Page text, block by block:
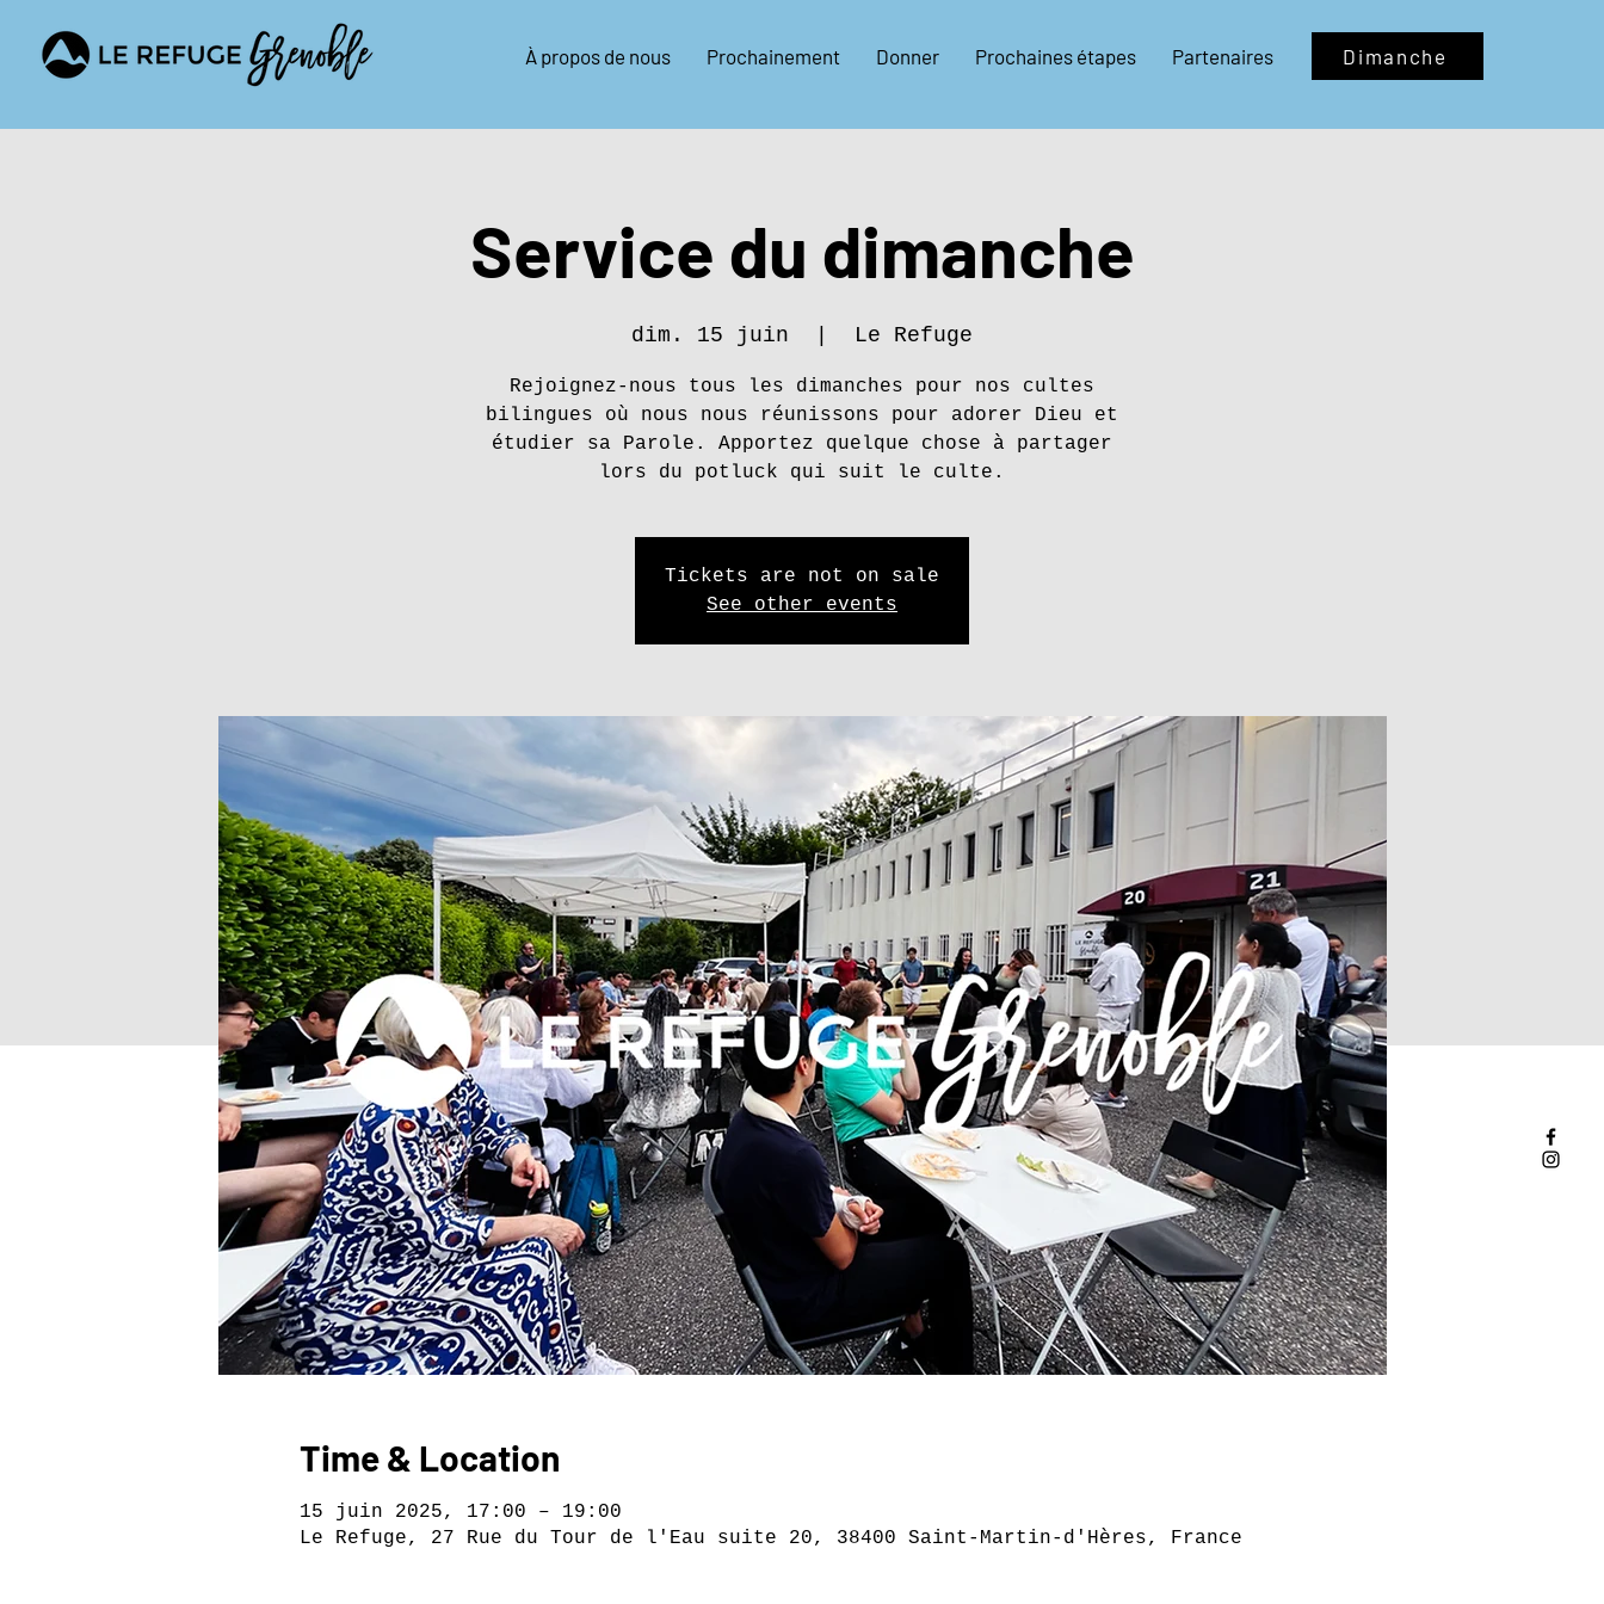
À propos de nous Prochainement Donner Prochaines étapes Partenaires Dimanche
Service du dimanche
dim. 15 juin Le Refuge
Rejoignez-nous tous les dimanches pour nos cultes
bilingues où nous nous réunissons pour adorer Dieu et
étudier sa Parole. Apportez quelque chose à partager
lors du potluck qui suit le culte.
Tickets are not on sale
See other events
Time & Location
15 juin 2025, 17:00 – 19:00
Le Refuge, 27 Rue du Tour de l'Eau suite 20, 38400 Saint-Martin-d'Hères, France